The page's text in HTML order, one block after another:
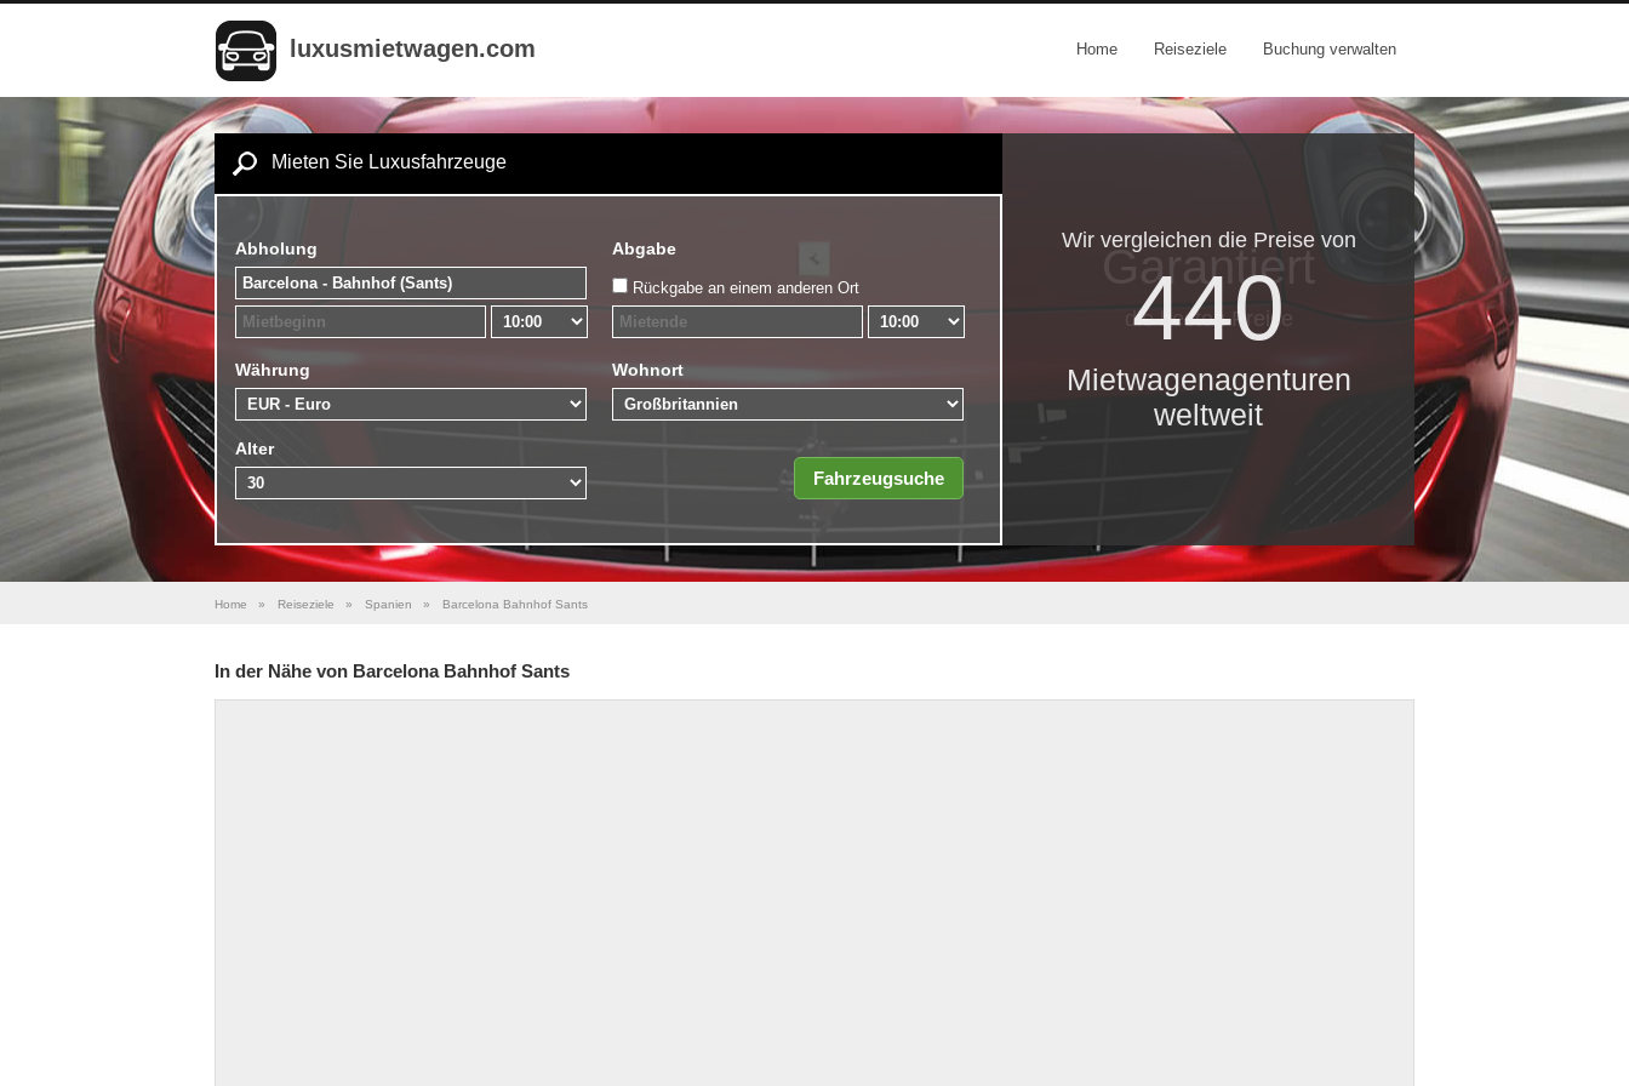
luxusmietwagen.com Home Reiseziele Buchung verwalten
Mieten Sie Luxusfahrzeuge
Abholung Abgabe
Rückgabe an einem anderen Ort
Währung Wohnort
Alter
Wir vergleichen die Preise von
440
Mietwagenagenturen
weltweit
Garantiert
die besten Preise
Home » Reiseziele » Spanien » Barcelona Bahnhof Sants
In der Nähe von Barcelona Bahnhof Sants